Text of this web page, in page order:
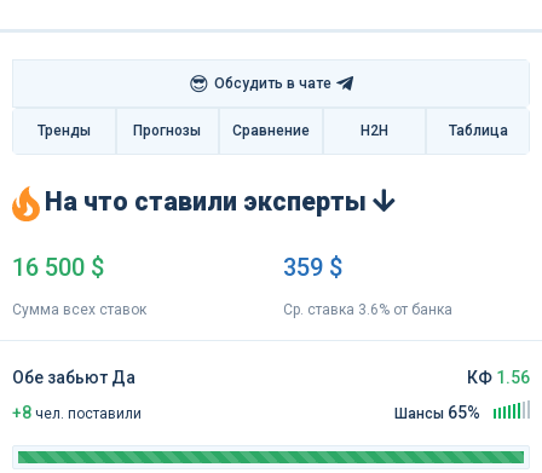
😎 Обсудить в чате
Тренды Прогнозы Сравнение H2H Таблица
На что ставили эксперты
16 500 $
Сумма всех ставок
359 $
Ср. ставка 3.6% от банка
Обе забьют Да
+8 чел. поставили
КФ 1.56
Шансы 65%